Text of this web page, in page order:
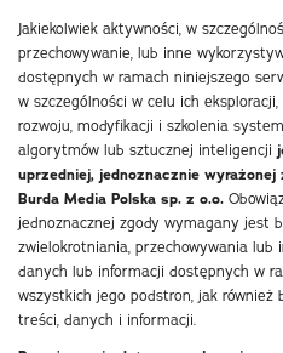
Jakiekolwiek aktywności, w
przechowywanie, lub inne
dostępnych w ramach niniejszego
w szczególności w celu ich
rozwoju, modyfikacji i szkolenia
algorytmów lub sztucznej inteligencji
uprzedniej, jednoznacznie
Burda Media Polska sp. z o.o.
jednoznacznej zgody wymagany jest
zwielokrotniania, przechowywania
danych lub informacji dostępnych w
wszystkich jego podstron, jak
treści, danych i informacji.